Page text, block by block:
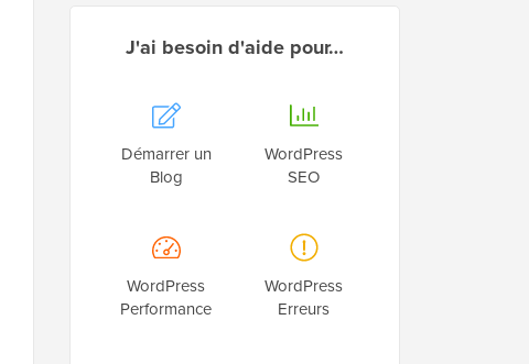
J'ai besoin d'aide pour…
Démarrer un
Blog
WordPress
SEO
WordPress
Performance
WordPress
Erreurs